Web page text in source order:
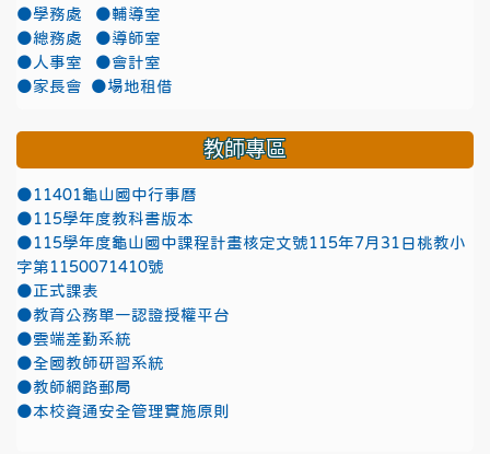
●學務處
●輔導室
●總務處
●導師室
●人事室
●會計室
●家長會
●場地租借
教師專區
●11401龜山國中行事曆
●115學年度教科書版本
●115學年度龜山國中課程計畫核定文號115年7月31日桃教小
字第1150071410號
●正式課表
●教育公務單一認證授權平台
●雲端差勤系統
●全國教師研習系統
●教師網路郵局
●本校資通安全管理實施原則